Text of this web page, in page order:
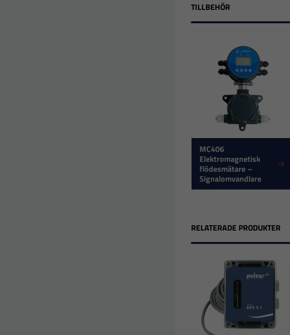
TILLBEHÖR
MC406
Elektromagnetisk
flödesmätare –
Signalomvandlare
RELATERADE PRODUKTER